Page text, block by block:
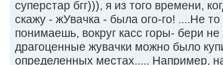
суперстар бгг))), я из того времени,
скажу - жУвачка - была ого-го! ....Не
понимаешь, вокруг касс горы- бери не
драгоценные жувачки можно было
определенных местах..... Например,